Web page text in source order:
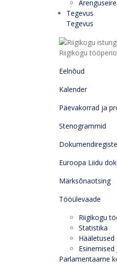
Tegevus
Tegevus
Riigikogu
Eelnõud
Kalender
Päevakorrad ja
Stenogrammid
Euroopa Liidu
Märksõnaotsing
Tööülevaade
Riigikogu
Statistika
Hääletused
Parlamentaarne